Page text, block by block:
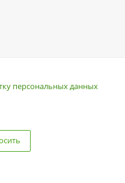
персональных данных